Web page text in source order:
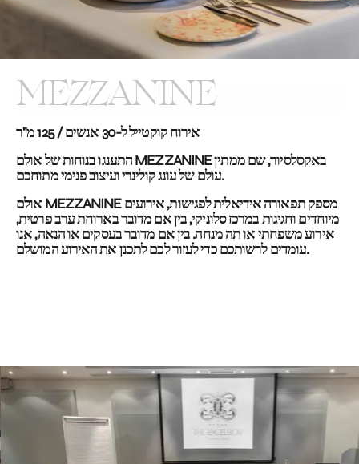
MEZZANINE
אירוח קוקטייל ל-30 אנשים / 125 מ"ר
התענגו בנוחות של אולם MEZZANINE באקסלסיור, שם ממתין
עולם של עונג קולינרי ועיצוב פנימי מתוחכם.
אולם MEZZANINE מספק תפאורה אידיאלית לפגישות, אירועים
מיוחדים וחגיגות במרכז סלוניקי, בין אם מדובר בארוחת ערב פרטית,
אירוע משפחתי או תה מנחה. בין אם מדובר בעסקים או הנאה, אנו
עומדים לרשותכם כדי לעזור לכם לתכנן את האירוע המושלם.